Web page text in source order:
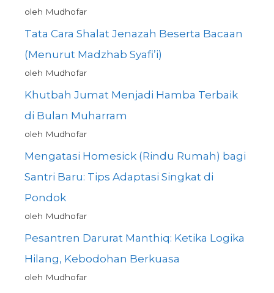
oleh Mudhofar
Tata Cara Shalat Jenazah Beserta Bacaan
(Menurut Madzhab Syafi’i)
oleh Mudhofar
Khutbah Jumat Menjadi Hamba Terbaik
di Bulan Muharram
oleh Mudhofar
Mengatasi Homesick (Rindu Rumah) bagi
Santri Baru: Tips Adaptasi Singkat di
Pondok
oleh Mudhofar
Pesantren Darurat Manthiq: Ketika Logika
Hilang, Kebodohan Berkuasa
oleh Mudhofar